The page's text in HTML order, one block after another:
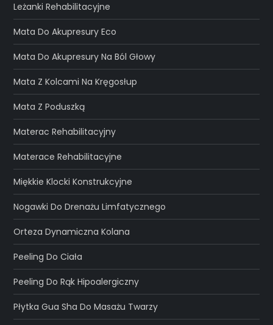
Leżanki Rehabilitacyjne
Mata Do Akupresury Eco
Mata Do Akupresury Na Ból Głowy
Mata Z Kolcami Na Kręgosłup
Mata Z Poduszką
Materac Rehabilitacyjny
Materace Rehabilitacyjne
Miękkie Klocki Konstrukcyjne
Nogawki Do Drenażu Limfatycznego
Orteza Dynamiczna Kolana
Peeling Do Ciała
Peeling Do Rąk Hipoalergiczny
Płytka Gua Sha Do Masażu Twarzy